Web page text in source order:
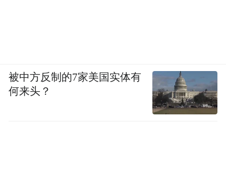
被中方反制的7家美国实体有
何来头？